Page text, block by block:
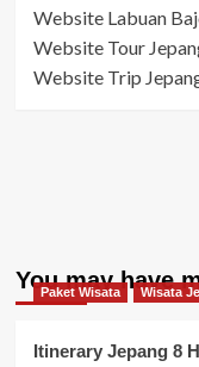
Website Labuan
Website Tour
Website Trip
You may have
Paket Wisata Wisata
Itinerary Jepang 8